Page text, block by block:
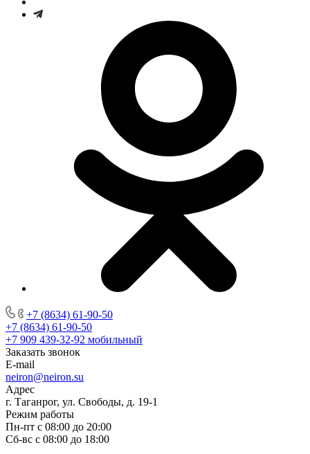
+7 (8634) 61-90-50
+7 (8634) 61-90-50
+7 909 439-32-92 мобильный
Заказать звонок
E-mail
neiron@neiron.su
Адрес
г. Таганрог, ул. Свободы, д. 19-1
Режим работы
Пн-пт с 08:00 до 20:00
Сб-вс с 08:00 до 18:00